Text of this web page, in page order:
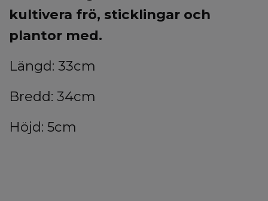
kultivera frö, sticklingar och
plantor med.
Längd: 33cm
Bredd: 34cm
Höjd: 5cm